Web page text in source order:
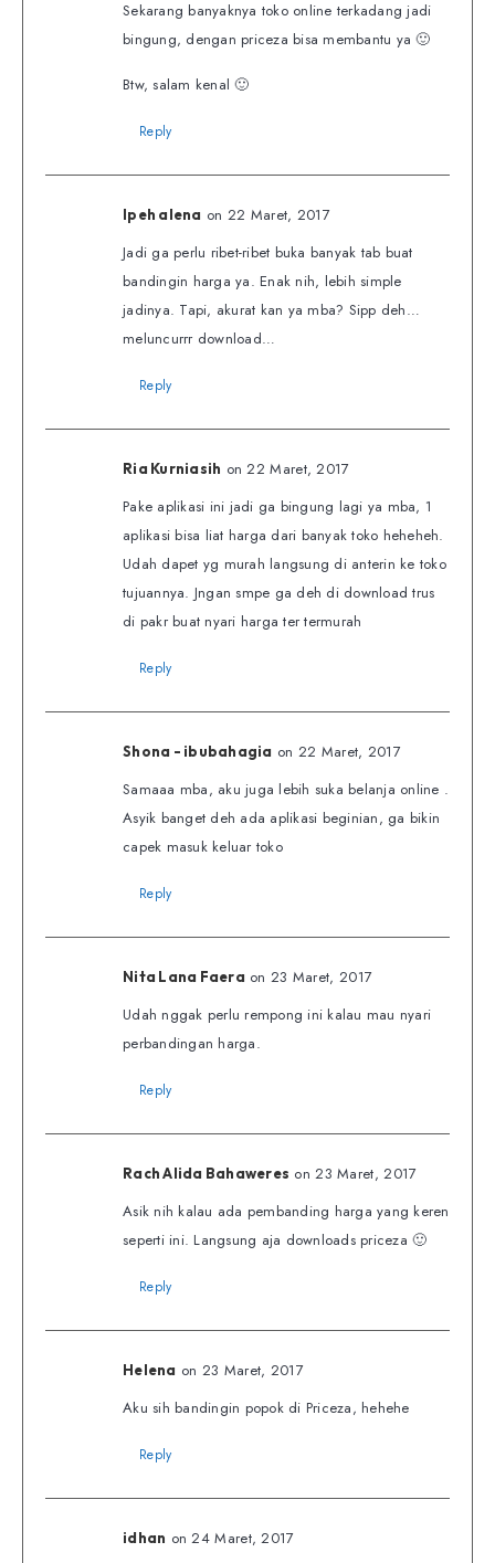
Sekarang banyaknya toko online terkadang jadi
bingung, dengan priceza bisa membantu ya 🙂
Btw, salam kenal 🙂
Reply
Ipeh alena on 22 Maret, 2017
Jadi ga perlu ribet-ribet buka banyak tab buat
bandingin harga ya. Enak nih, lebih simple
jadinya. Tapi, akurat kan ya mba? Sipp deh…
meluncurrr download…
Reply
Ria Kurniasih on 22 Maret, 2017
Pake aplikasi ini jadi ga bingung lagi ya mba, 1
aplikasi bisa liat harga dari banyak toko heheheh.
Udah dapet yg murah langsung di anterin ke toko
tujuannya. Jngan smpe ga deh di download trus
di pakr buat nyari harga ter termurah
Reply
Shona - ibubahagia on 22 Maret, 2017
Samaaa mba, aku juga lebih suka belanja online .
Asyik banget deh ada aplikasi beginian, ga bikin
capek masuk keluar toko
Reply
Nita Lana Faera on 23 Maret, 2017
Udah nggak perlu rempong ini kalau mau nyari
perbandingan harga.
Reply
Rach Alida Bahaweres on 23 Maret, 2017
Asik nih kalau ada pembanding harga yang keren
seperti ini. Langsung aja downloads priceza 🙂
Reply
Helena on 23 Maret, 2017
Aku sih bandingin popok di Priceza, hehehe
Reply
idhan on 24 Maret, 2017